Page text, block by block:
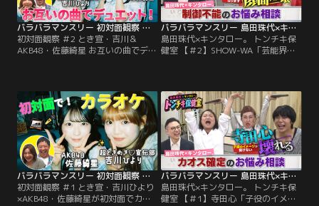
バラバラマンスリー 初対面観察 ＃2 とき宣・吉川＆AKB48・佐藤綺星 お互いの曲でデュエット！最終ミッション挑戦クリアなるか！？
初対面観察 ＃2 とき宣・吉川＆
AKB48・佐藤綺星 お互いの曲でデュ
対面を覗き見しておしゃべりする
「観察系リアリティーショー」！今
回は、超ときめき宣伝部・吉川ひよ
りと、AKB48・佐藤綺星が「カラオ
ケボックス」で初対面する後編！
バラバラマンスリー 島田珠代×キンタロー。 トンチキ保健室 【＃2】SHOW-WA「芸能界で生き残れるか不安」
島田珠代×キンタロー。 トンチキ保
健室 【＃2】SHOW-WA「芸能界で
は裏腹に、波乱万丈な人生経験を積
み重ねてきた島田珠代とキンタロ
ー。…そんな2人が保健室の先生に
扮して、ゲストのお悩みに真剣に向
き合い本音でアドバイス。
バラバラマンスリー 初対面観察 ＃1 とき宣・吉川ひより×AKB48・佐藤綺星が初対面でカラオケ！
初対面観察 ＃1 とき宣・吉川ひより
×AKB48・佐藤綺星が初対面でカラ
バラバラマンスリー 島田珠代×キンタロー。 トンチキ保健室 【＃1】寺田心「子役のイメージを払拭したい」
島田珠代×キンタロー。 トンチキ保
健室 【＃1】寺田心「子役のイメー